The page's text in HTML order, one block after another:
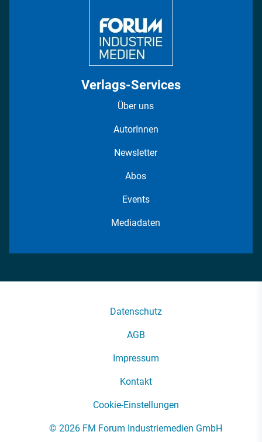
Verlags-Services
Über uns
AutorInnen
Newsletter
Abos
Events
Mediadaten
Datenschutz
AGB
Impressum
Kontakt
Cookie-Einstellungen
© 2026 FM Forum Industriemedien GmbH